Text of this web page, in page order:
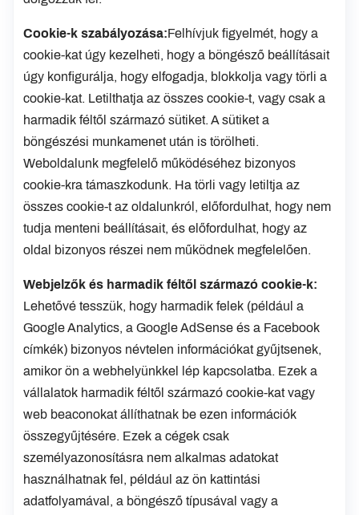
Cookie-k szabályozása:Felhívjuk figyelmét, hogy a
cookie-kat úgy kezelheti, hogy a böngésző beállításait
úgy konfigurálja, hogy elfogadja, blokkolja vagy törli a
cookie-kat. Letilthatja az összes cookie-t, vagy csak a
harmadik féltől származó sütiket. A sütiket a
böngészési munkamenet után is törölheti.
Weboldalunk megfelelő működéséhez bizonyos
cookie-kra támaszkodunk. Ha törli vagy letiltja az
összes cookie-t az oldalunkról, előfordulhat, hogy nem
tudja menteni beállításait, és előfordulhat, hogy az
oldal bizonyos részei nem működnek megfelelően.
Webjelzők és harmadik féltől származó cookie-k:
Lehetővé tesszük, hogy harmadik felek (például a
Google Analytics, a Google AdSense és a Facebook
címkék) bizonyos névtelen információkat gyűjtsenek,
amikor ön a webhelyünkkel lép kapcsolatba. Ezek a
vállalatok harmadik féltől származó cookie-kat vagy
web beaconokat állíthatnak be ezen információk
összegyűjtésére. Ezek a cégek csak
személyazonosításra nem alkalmas adatokat
használhatnak fel, például az ön kattintási
adatfolyamával, a böngésző típusával vagy a